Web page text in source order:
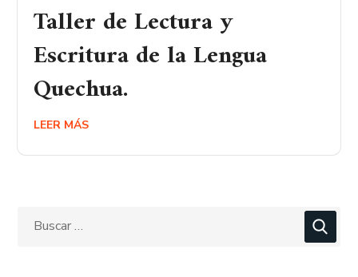
Taller de Lectura y
Escritura de la Lengua
Quechua.
LEER MÁS